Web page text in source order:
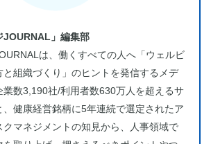
JOURNAL」編集部
は、働くすべての人へ「ウェルビ
と組織づくり」のヒントを発信するメデ
業数3,190社/利用者数630万人を超えるサ
、健康経営銘柄に5年連続で選定されたア
クマネジメントの知見から、人事領域で